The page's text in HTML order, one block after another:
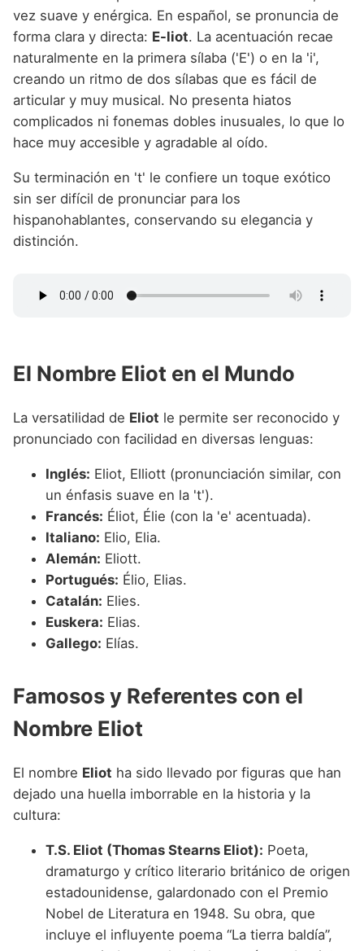
vez suave y enérgica. En español, se pronuncia de
forma clara y directa: E-liot. La acentuación recae
naturalmente en la primera sílaba ('E') o en la 'i',
creando un ritmo de dos sílabas que es fácil de
articular y muy musical. No presenta hiatos
complicados ni fonemas dobles inusuales, lo que lo
hace muy accesible y agradable al oído.
Su terminación en 't' le confiere un toque exótico
sin ser difícil de pronunciar para los
hispanohablantes, conservando su elegancia y
distinción.
El Nombre Eliot en el Mundo
La versatilidad de Eliot le permite ser reconocido y
pronunciado con facilidad en diversas lenguas:
Inglés: Eliot, Elliott (pronunciación similar, con
un énfasis suave en la 't').
Francés: Éliot, Élie (con la 'e' acentuada).
Italiano: Elio, Elia.
Alemán: Eliott.
Portugués: Élio, Elias.
Catalán: Elies.
Euskera: Elias.
Gallego: Elías.
Famosos y Referentes con el
Nombre Eliot
El nombre Eliot ha sido llevado por figuras que han
dejado una huella imborrable en la historia y la
cultura:
T.S. Eliot (Thomas Stearns Eliot): Poeta,
dramaturgo y crítico literario británico de origen
estadounidense, galardonado con el Premio
Nobel de Literatura en 1948. Su obra, que
incluye el influyente poema “La tierra baldía”,